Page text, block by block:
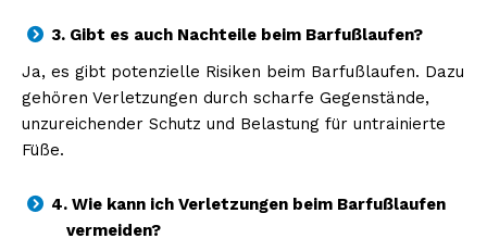
3. Gibt es auch Nachteile beim Barfußlaufen?
Ja, es gibt potenzielle Risiken beim Barfußlaufen. Dazu
gehören Verletzungen durch scharfe Gegenstände,
unzureichender Schutz und Belastung für untrainierte
Füße.
4. Wie kann ich Verletzungen beim Barfußlaufen
vermeiden?